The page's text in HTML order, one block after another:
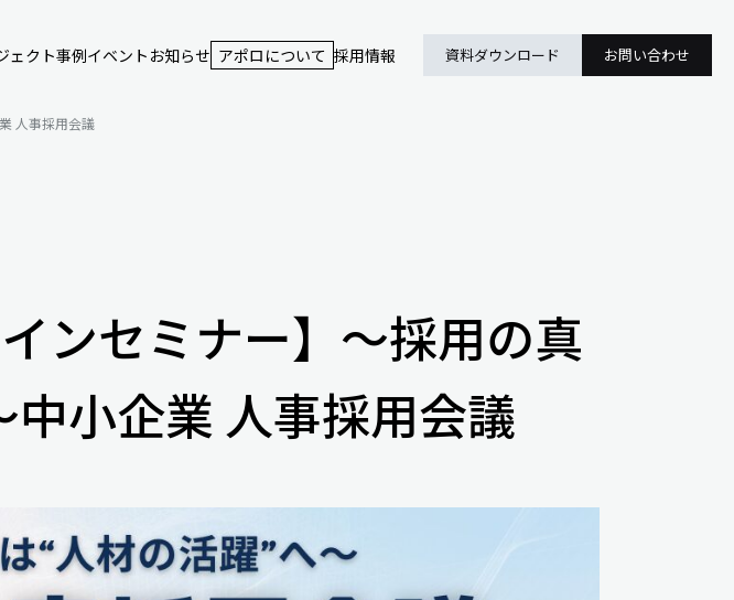
ェクト事例イベント お知らせ 採用情報
アポロについて 資料ダウンロード お問い合わせ
人事採用会議
ンセミナー】～採用の真
小企業 人事採用会議